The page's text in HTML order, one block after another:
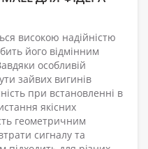
високою надійністю
його відмінним
особливій
зайвих вигинів
при встановленні в
якісних
геометричним
сигналу та